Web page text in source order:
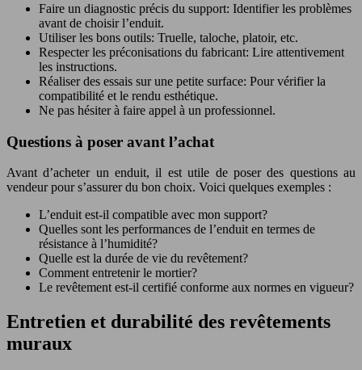
Faire un diagnostic précis du support: Identifier les problèmes
avant de choisir l’enduit.
Utiliser les bons outils: Truelle, taloche, platoir, etc.
Respecter les préconisations du fabricant: Lire attentivement
les instructions.
Réaliser des essais sur une petite surface: Pour vérifier la
compatibilité et le rendu esthétique.
Ne pas hésiter à faire appel à un professionnel.
Questions à poser avant l’achat
Avant d’acheter un enduit, il est utile de poser des questions au
vendeur pour s’assurer du bon choix. Voici quelques exemples :
L’enduit est-il compatible avec mon support?
Quelles sont les performances de l’enduit en termes de
résistance à l’humidité?
Quelle est la durée de vie du revêtement?
Comment entretenir le mortier?
Le revêtement est-il certifié conforme aux normes en vigueur?
Entretien et durabilité des revêtements
muraux